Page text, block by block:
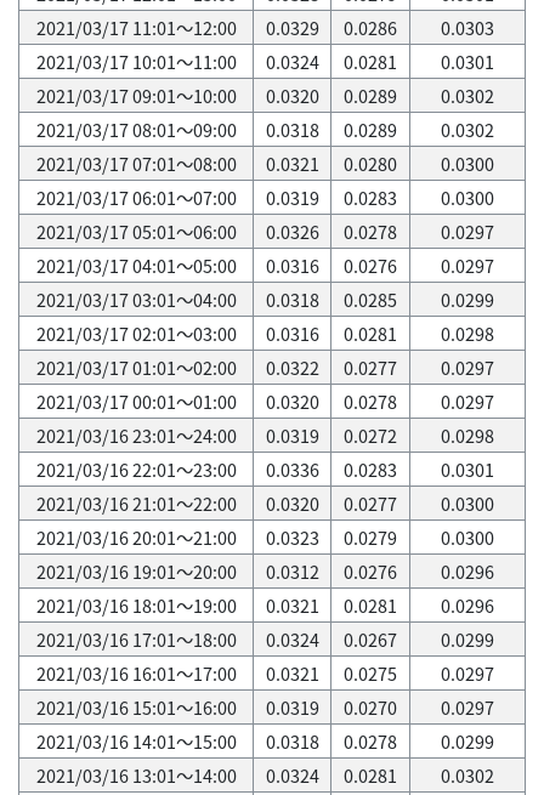
2021/03/17 11:01～12:00
0.0329 0.0286
0.0303
2021/03/17 10:01～11:00
0.0324 0.0281
0.0301
2021/03/17 09:01～10:00
0.0320 0.0289
0.0302
2021/03/17 08:01～09:00
0.0318 0.0289
0.0302
2021/03/17 07:01～08:00
0.0321 0.0280
0.0300
2021/03/17 06:01～07:00
0.0319 0.0283
0.0300
2021/03/17 05:01～06:00
0.0326 0.0278
0.0297
2021/03/17 04:01～05:00
0.0316 0.0276
0.0297
2021/03/17 03:01～04:00
0.0318 0.0285
0.0299
2021/03/17 02:01～03:00
0.0316 0.0281
0.0298
2021/03/17 01:01～02:00
0.0322 0.0277
0.0297
2021/03/17 00:01～01:00
0.0320 0.0278
0.0297
2021/03/16 23:01～24:00
0.0319 0.0272
0.0298
2021/03/16 22:01～23:00
0.0336 0.0283
0.0301
2021/03/16 21:01～22:00
0.0320 0.0277
0.0300
2021/03/16 20:01～21:00
0.0323 0.0279
0.0300
2021/03/16 19:01～20:00
0.0312 0.0276
0.0296
2021/03/16 18:01～19:00
0.0321 0.0281
0.0296
2021/03/16 17:01～18:00
0.0324 0.0267
0.0299
2021/03/16 16:01～17:00
0.0321 0.0275
0.0297
2021/03/16 15:01～16:00
0.0319 0.0270
0.0297
2021/03/16 14:01～15:00
0.0318 0.0278
0.0299
2021/03/16 13:01～14:00
0.0324 0.0281
0.0302